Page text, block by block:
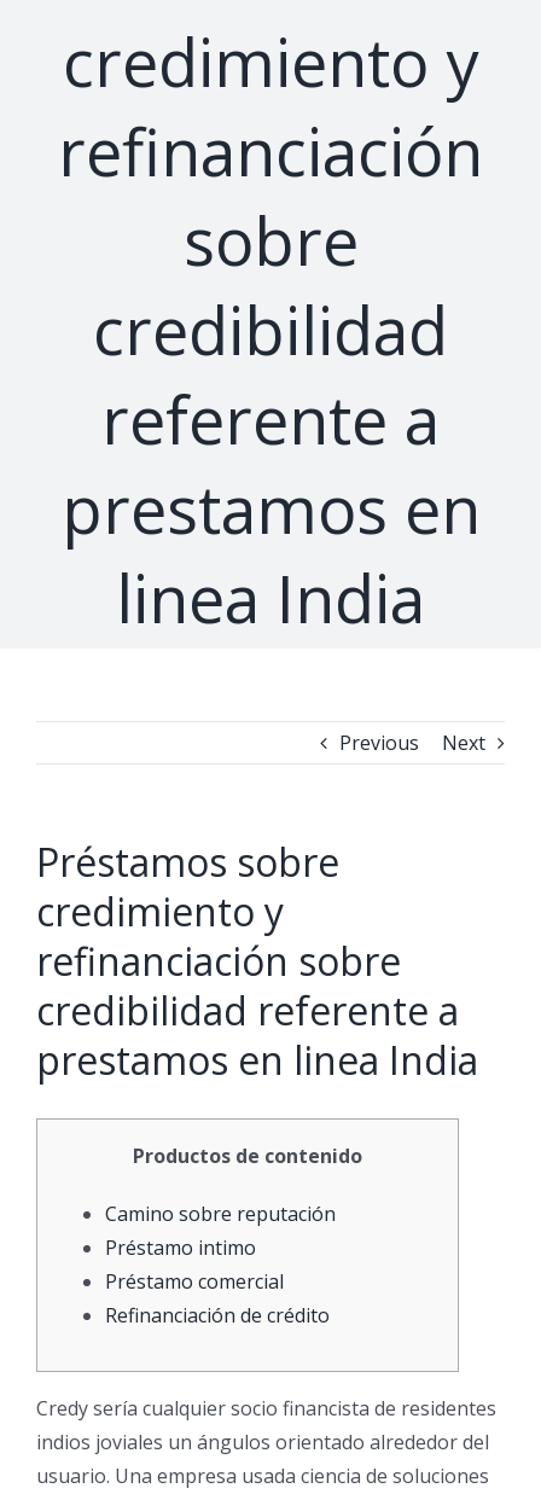
credimiento y
refinanciación
sobre
credibilidad
referente a
prestamos en
linea India
Previous Next
Préstamos sobre
credimiento y
refinanciación sobre
credibilidad referente a
prestamos en linea India
Productos de contenido
Camino sobre reputación
Préstamo intimo
Préstamo comercial
Refinanciación de crédito
Credy serí­a cualquier socio financista de residentes
indios joviales un ángulos orientado alrededor del
usuario. Una empresa usada ciencia de soluciones